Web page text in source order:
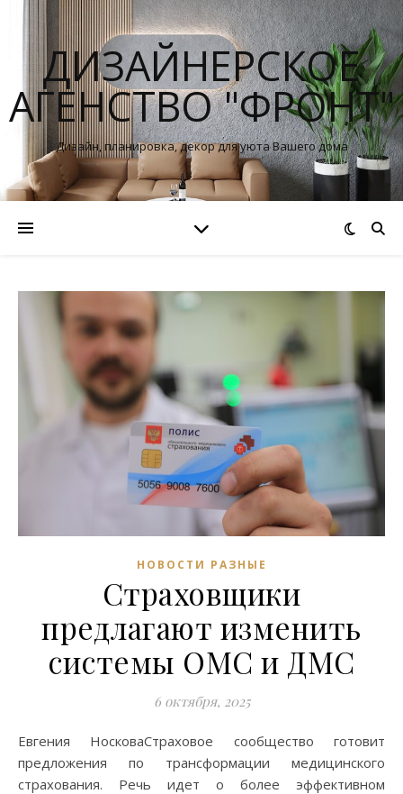
ДИЗАЙНЕРСКОЕ
АГЕНСТВО "ФРОНТ"
Дизайн, планировка, декор для уюта Вашего дома
НОВОСТИ РАЗНЫЕ
Страховщики
предлагают изменить
системы ОМС и ДМС
6 октября, 2025
Евгения НосковаСтраховое сообщество готовит
предложения по трансформации медицинского
страхования. Речь идет о более эффективном